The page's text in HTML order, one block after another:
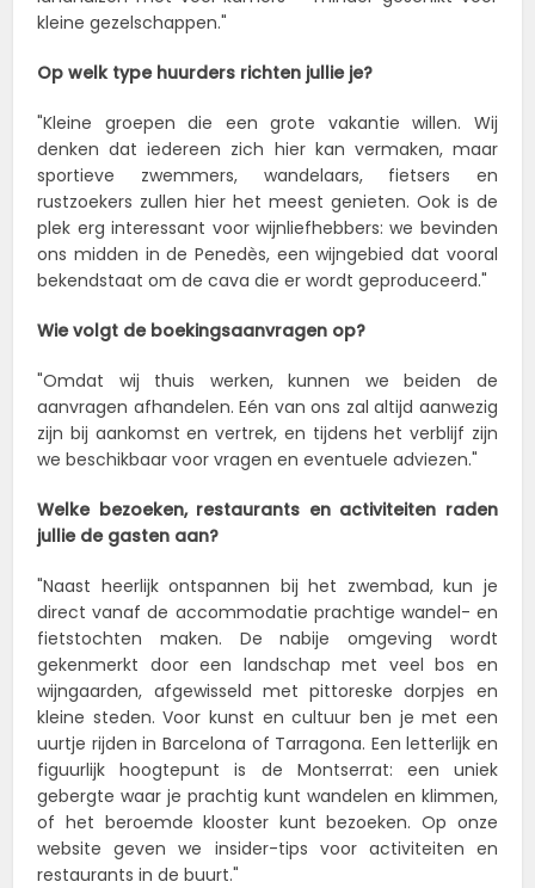
kleine gezelschappen."
Op welk type huurders richten jullie je?
"Kleine groepen die een grote vakantie willen. Wij
denken dat iedereen zich hier kan vermaken, maar
sportieve zwemmers, wandelaars, fietsers en
rustzoekers zullen hier het meest genieten. Ook is de
plek erg interessant voor wijnliefhebbers: we bevinden
ons midden in de Penedès, een wijngebied dat vooral
bekendstaat om de cava die er wordt geproduceerd."
Wie volgt de boekingsaanvragen op?
"Omdat wij thuis werken, kunnen we beiden de
aanvragen afhandelen. Eén van ons zal altijd aanwezig
zijn bij aankomst en vertrek, en tijdens het verblijf zijn
we beschikbaar voor vragen en eventuele adviezen."
Welke bezoeken, restaurants en activiteiten raden
jullie de gasten aan?
"Naast heerlijk ontspannen bij het zwembad, kun je
direct vanaf de accommodatie prachtige wandel- en
fietstochten maken. De nabije omgeving wordt
gekenmerkt door een landschap met veel bos en
wijngaarden, afgewisseld met pittoreske dorpjes en
kleine steden. Voor kunst en cultuur ben je met een
uurtje rijden in Barcelona of Tarragona. Een letterlijk en
figuurlijk hoogtepunt is de Montserrat: een uniek
gebergte waar je prachtig kunt wandelen en klimmen,
of het beroemde klooster kunt bezoeken. Op onze
website geven we insider-tips voor activiteiten en
restaurants in de buurt."